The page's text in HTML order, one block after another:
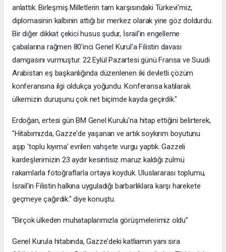
anlattık. Birleşmiş Milletlerin tam karşısındaki Türkevi'miz,
diplomasinin kalbinin attığı bir merkez olarak yine göz doldurdu.
Bir diğer dikkat çekici husus şudur, İsrail'in engelleme
çabalarına rağmen 80'inci Genel Kurul'a Filistin davası
damgasını vurmuştur. 22 Eylül Pazartesi günü Fransa ve Suudi
Arabistan eş başkanlığında düzenlenen iki devletli çözüm
konferansına ilgi oldukça yoğundu. Konferansa katılarak
ülkemizin duruşunu çok net biçimde kayda geçirdik."
Erdoğan, ertesi gün BM Genel Kurulu'na hitap ettiğini belirterek,
"Hitabımızda, Gazze'de yaşanan ve artık soykırım boyutunu
aşıp 'toplu kıyıma' evrilen vahşete vurgu yaptık. Gazzeli
kardeşlerimizin 23 aydır kesintisiz maruz kaldığı zulmü
rakamlarla fotoğraflarla ortaya koyduk. Uluslararası toplumu,
İsrail'in Filistin halkına uyguladığı barbarlıklara karşı harekete
geçmeye çağırdık." diye konuştu.
"Birçok ülkeden muhataplarımızla görüşmelerimiz oldu"
Genel Kurula hitabında, Gazze'deki katliamın yanı sıra